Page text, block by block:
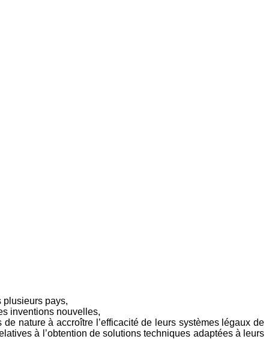
plusieurs pays,
inventions nouvelles,
nature à accroître l’efficacité de leurs systèmes légaux de
à l’obtention de solutions techniques adaptées à leurs